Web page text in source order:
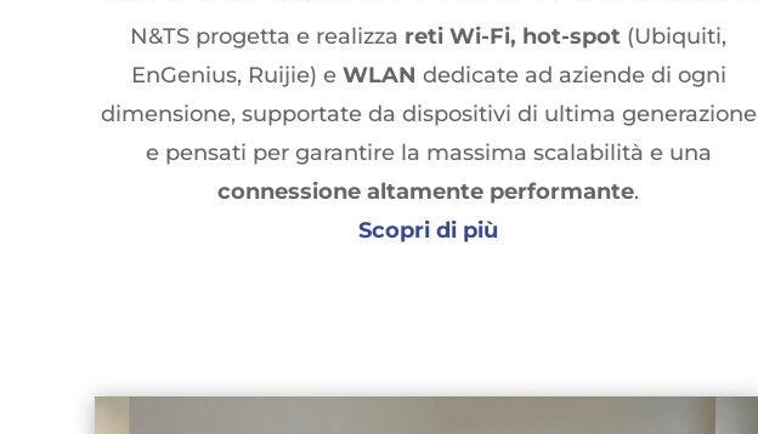
N&TS progetta e realizza reti Wi-Fi, hot-spot (Ubiquiti,
EnGenius, Ruijie) e WLAN dedicate ad aziende di ogni
dimensione, supportate da dispositivi di ultima generazione
e pensati per garantire la massima scalabilità e una
connessione altamente performante.
Scopri di più